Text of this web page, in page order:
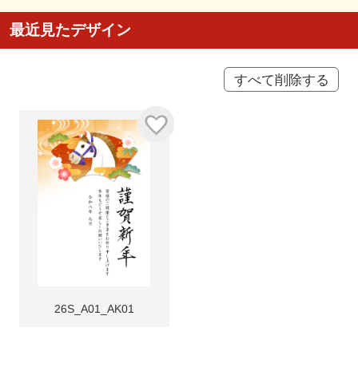
最近見たデザイン
すべて削除する
26S_A01_AK01